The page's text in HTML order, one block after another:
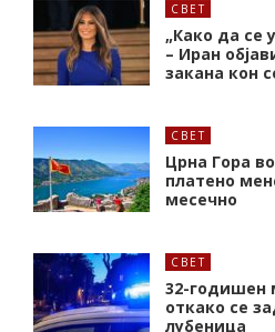
СВЕТ
„Како да се
– Иран
закана кон
СВЕТ
Црна Гора
платено
месечно
СВЕТ
32-годишен
откако се
лубеница